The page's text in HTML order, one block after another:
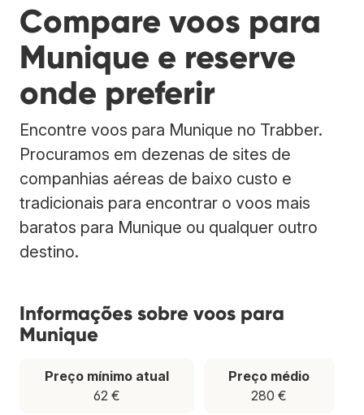
Compare voos para
Munique e reserve
onde preferir
Encontre voos para Munique no Trabber.
Procuramos em dezenas de sites de
companhias aéreas de baixo custo e
tradicionais para encontrar o voos mais
baratos para Munique ou qualquer outro
destino.
Informações sobre voos para
Munique
Preço mínimo atual
62 €
Preço médio
280 €